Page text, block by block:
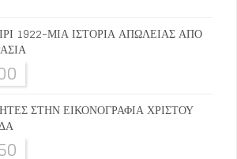
1922-ΜΙΑ ΙΣΤΟΡΙΑ ΑΠΩΛΕΙΑΣ ΑΠΟ
ΣΤΗΝ ΕΙΚΟΝΟΓΡΑΦΙΑ ΧΡΙΣΤΟΥ